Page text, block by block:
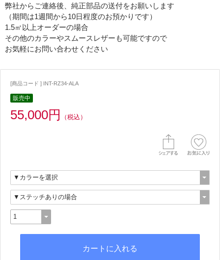
弊社からご連絡後、純正部品の送付をお願いします
（期間は1週間から10日程度のお預かりです）
1.5㎡以上オーダーの場合
その他のカラーやスムースレザーも可能ですので
お気軽にお問い合わせください
[商品コード ] INT-RZ34-ALA
販売中
55,000円 （税込）